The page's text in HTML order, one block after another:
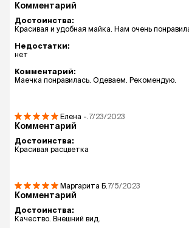
Комментарий
Достоинства:
Красивая и удобная майка. Нам очень
Недостатки:
нет
Комментарий:
Маечка понравилась. Одеваем. Рекомендую.
Елена -. 7/23/2023
Комментарий
Достоинства:
Красивая расцветка
Маргарита Б. 7/5/2023
Комментарий
Достоинства:
Качество. Внешний вид.